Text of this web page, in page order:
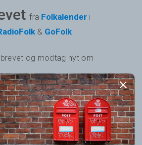
fra Folkalender i
& GoFolk
og modtag nyt om
dansearrangementer i Danmark
arrangementer på
og nyheder fraRadioFolk
fraGoFolk